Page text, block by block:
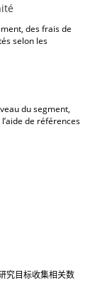
des frais de
selon les
du segment,
de références
究目标收集相关数